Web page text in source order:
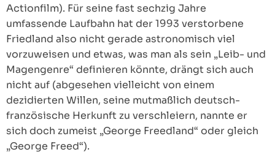
Actionfilm). Für seine fast sechzig Jahre
umfassende Laufbahn hat der 1993 verstorbene
Friedland also nicht gerade astronomisch viel
vorzuweisen und etwas, was man als sein „Leib- und
Magengenre“ definieren könnte, drängt sich auch
nicht auf (abgesehen vielleicht von einem
dezidierten Willen, seine mutmaßlich deutsch-
französische Herkunft zu verschleiern, nannte er
sich doch zumeist „George Freedland“ oder gleich
„George Freed“).